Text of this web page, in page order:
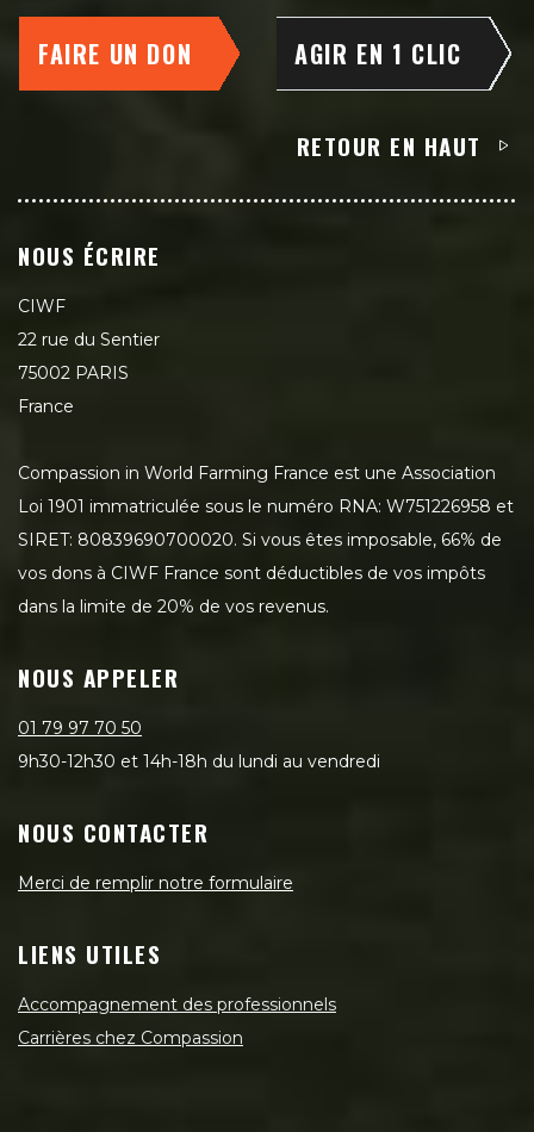
FAIRE UN DON AGIR EN 1 CLIC
RETOUR EN HAUT
NOUS ÉCRIRE
CIWF
22 rue du Sentier
75002 PARIS
France
Compassion in World Farming France est une Association
Loi 1901 immatriculée sous le numéro RNA: W751226958 et
SIRET: 80839690700020. Si vous êtes imposable, 66% de
vos dons à CIWF France sont déductibles de vos impôts
dans la limite de 20% de vos revenus.
NOUS APPELER
01 79 97 70 50
9h30-12h30 et 14h-18h du lundi au vendredi
NOUS CONTACTER
Merci de remplir notre formulaire
LIENS UTILES
Accompagnement des professionnels
Carrières chez Compassion